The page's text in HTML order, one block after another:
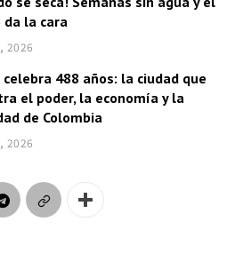
da la cara
2026
488 años: la ciudad que
el poder, la economía y la
de Colombia
2026